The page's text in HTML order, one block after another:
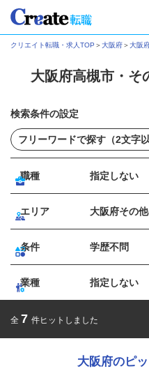
クリエイト転職・求人TOP ＞大阪府＞大阪
大阪府高槻市・そ
検索条件の設定
職種 指定しない
エリア 大阪府その
条件 学歴不問
業種 指定しない
全 7 件ヒットしました
大阪府のピ